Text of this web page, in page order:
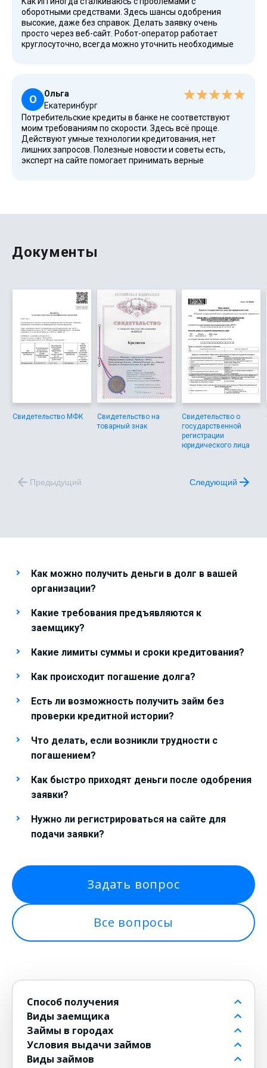
оборотными средствами. Здесь шансы одобрения
высокие, даже без справок. Делать заявку очень
просто через веб-сайт. Робот-оператор работает
круглосуточно, всегда можно уточнить необходимые
О
Ольга
Екатеринбург
Потребительские кредиты в банке не соответствуют
моим требованиям по скорости. Здесь всё проще.
Действуют умные технологии кредитования, нет
лишних запросов. Полезные новости и советы есть,
эксперт на сайте помогает принимать верные
Документы
Свидетельство МФК
Свидетельство на
товарный знак
Свидетельство о
государственной
регистрации
юридического лица
Предыдущий Следующий
Как можно получить деньги в долг в вашей
организации?
Какие требования предъявляются к
заемщику?
Какие лимиты суммы и сроки кредитования?
Как происходит погашение долга?
Есть ли возможность получить займ без
проверки кредитной истории?
Что делать, если возникли трудности с
погашением?
Как быстро приходят деньги после одобрения
заявки?
Нужно ли регистрироваться на сайте для
подачи заявки?
Задать вопрос
Все вопросы
Способ получения
На банковский счет
Через контакт
На карту
на Киви
Виды заемщика
Пенсионерам до 80 лет
Для должников
Безработным
Займы в городах
в Москве
в Санкт-Петербурге
Условия выдачи займов
Бесплатные
Виды займов